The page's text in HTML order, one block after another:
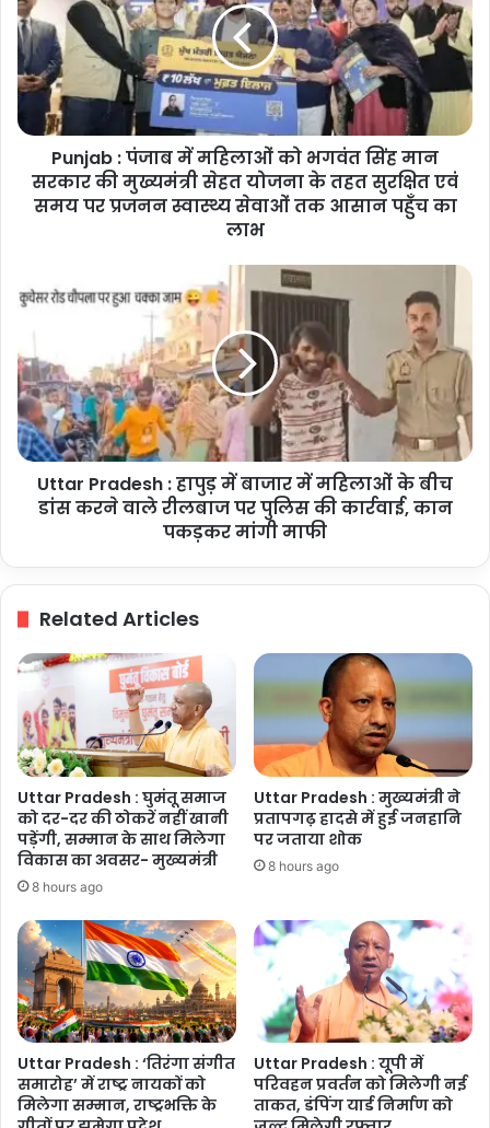
में
महिलाओं
को
भगवंत
मान
सरकार
मुख्यमंत्री
तहत
समय
पर
प्रजनन
स्वास्थ्य
सेवाओं
आसान
लाभ
Punjab : पंजाब में महिलाओं को भगवंत सिंह मान
सरकार की मुख्यमंत्री सेहत योजना के तहत सुरक्षित एवं
समय पर प्रजनन स्वास्थ्य सेवाओं तक आसान पहुँच का
लाभ
Pradesh
में
बाजार
में
महिलाओं
के
पुलिस
कार्रवाई,
पकड़कर
मांगी
माफी
Uttar Pradesh : हापुड़ में बाजार में महिलाओं के बीच
डांस करने वाले रीलबाज पर पुलिस की कार्रवाई, कान
पकड़कर मांगी माफी
Related Articles
Uttar Pradesh : घुमंतू समाज
को दर-दर की ठोकरें नहीं खानी
पड़ेंगी, सम्मान के साथ मिलेगा
विकास का अवसर- मुख्यमंत्री
8 hours ago
Uttar Pradesh : मुख्यमंत्री ने
प्रतापगढ़ हादसे में हुई जनहानि
पर जताया शोक
8 hours ago
Uttar Pradesh : ‘तिरंगा संगीत
समारोह’ में राष्ट्र नायकों को
मिलेगा सम्मान, राष्ट्रभक्ति के
Uttar Pradesh : यूपी में
परिवहन प्रवर्तन को मिलेगी नई
ताकत, डंपिंग यार्ड निर्माण को